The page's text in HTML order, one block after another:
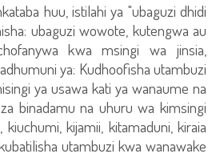
huu, istilahi ya "ubaguzi dhidi
ubaguzi wowote, kutengwa au
kwa msingi wa jinsia,
ya: Kudhoofisha utambuzi
ya usawa kati ya wanaume na
binadamu na uhuru wa kimsingi
kiuchumi, kijamii, kitamaduni, kiraia
utambuzi kwa wanawake